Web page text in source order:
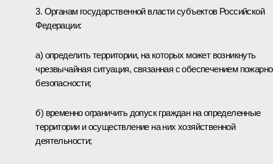
3. Органам государственной власти субъектов Российской
Федерации:
а) определить территории, на которых может возникнуть
чрезвычайная ситуация, связанная с обеспечением
безопасности;
б) временно ограничить допуск граждан на определенные
территории и осуществление на них хозяйственной
деятельности;